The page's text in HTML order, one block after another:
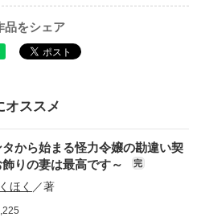
品をシェア
オススメ
から始まる怪力令嬢の勘違い契
りの妻は最高です～
完
ほく ／著